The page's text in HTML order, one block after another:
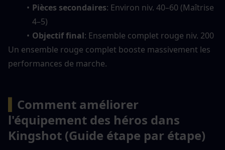
Pièces secondaires: Environ niv. 40–60 (Maîtrise
4–5)
Objectif final: Ensemble complet rouge niv. 200
Un ensemble rouge complet booste massivement les
performances de marche.
Comment améliorer
l'équipement des héros dans
Kingshot (Guide étape par étape)